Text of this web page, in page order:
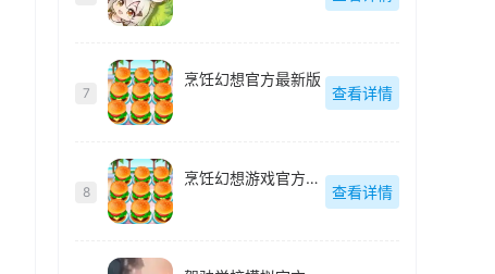
7
烹饪幻想官方最新版
查看详情
8
烹饪幻想游戏官方最新版
查看详情